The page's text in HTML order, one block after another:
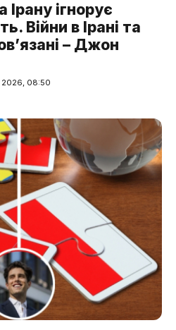
ігнорує
Війни в Ірані та
– Джон
2026, 08:50